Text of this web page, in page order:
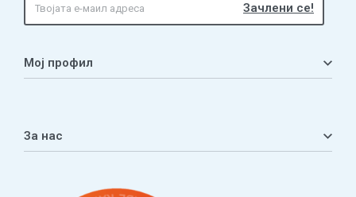
Мој профил
Листа на желби
За нас